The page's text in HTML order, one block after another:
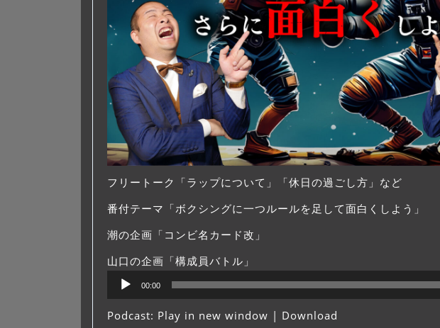
フリートーク「ラップについて」「休日の過ごし方」など
番付テーマ「ボクシングに一つルールを足して面白くしよう」
潮の企画「コンビ名カード改」
山口の企画「構成員バトル」
プ
00:00
Podcast: Play in new window | Download